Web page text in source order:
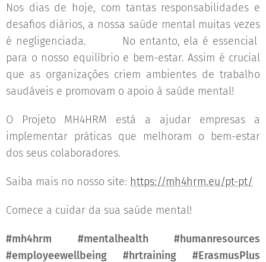
Nos dias de hoje, com tantas responsabilidades e
desafios diários, a nossa saúde mental muitas vezes
é negligenciada. 🧘‍♀️✨ No entanto, ela é essencial
para o nosso equilíbrio e bem-estar. Assim é crucial
que as organizações criem ambientes de trabalho
saudáveis e promovam o apoio à saúde mental!
O Projeto MH4HRM está a ajudar empresas a
implementar práticas que melhoram o bem-estar
dos seus colaboradores. 🏢💼
Saiba mais no nosso site: https://mh4hrm.eu/pt-pt/
Comece a cuidar da sua saúde mental! 🌍
#mh4hrm #mentalhealth #humanresources
#employeewellbeing #hrtraining #ErasmusPlus